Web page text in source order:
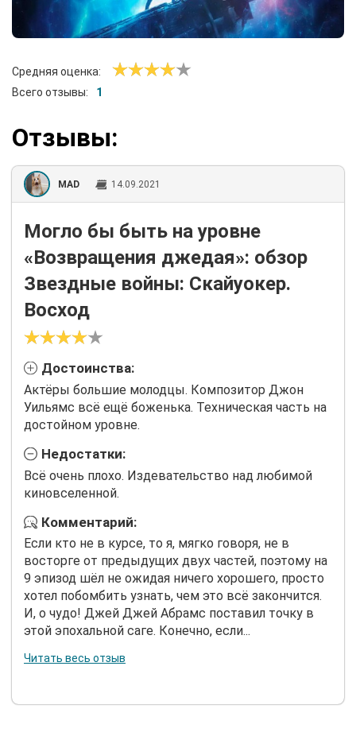
Средняя оценка:
Всего отзывы:
1
Отзывы:
MAD 14.09.2021
Могло бы быть на уровне
«Возвращения джедая»: обзор
Звездные войны: Скайуокер.
Восход
Достоинства:
Актёры большие молодцы. Композитор Джон
Уильямс всё ещё боженька. Техническая часть на
достойном уровне.
Недостатки:
Всё очень плохо. Издевательство над любимой
киновселенной.
Комментарий:
Если кто не в курсе, то я, мягко говоря, не в
восторге от предыдущих двух частей, поэтому на
9 эпизод шёл не ожидая ничего хорошего, просто
хотел побомбить узнать, чем это всё закончится.
И, о чудо! Джей Джей Абрамс поставил точку в
этой эпохальной саге. Конечно, если...
Читать весь отзыв